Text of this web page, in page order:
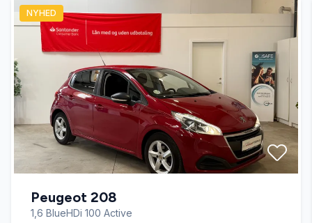
Højdejusterbart førersæde
Kørecomputer
Stofsæder
USB tilslutning
NYHED
Peugeot 208
1,6 BlueHDi 100 Active